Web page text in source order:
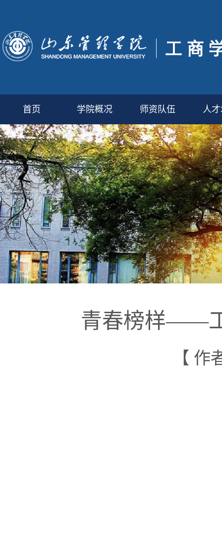
首页 学院概况 师资队伍 人
青春榜样——
【 作